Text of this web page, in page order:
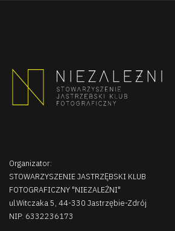
Organizator:
STOWARZYSZENIE JASTRZĘBSKI KLUB
FOTOGRAFICZNY "NIEZALEŻNI"
ul.Witczaka 5, 44-330 Jastrzębie-Zdrój
NIP: 6332236173